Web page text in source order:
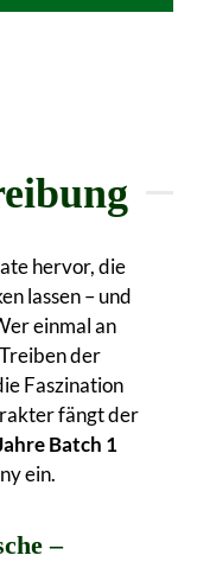
hervor, die
lassen – und
einmal an
der
Faszination
fängt der
Batch 1
ein.
–